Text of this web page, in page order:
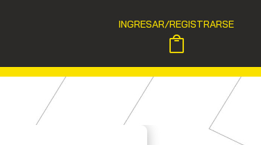
INGRESAR/REGISTRARSE